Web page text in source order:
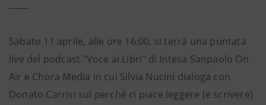
Sabato 11 aprile, alle ore 16:00, si terrà una puntata
live del podcast "Voce ai Libri" di Intesa Sanpaolo On
Air e Chora Media in cui Silvia Nucini dialoga con
Donato Carrisi sul perché ci piace leggere (e scrivere)